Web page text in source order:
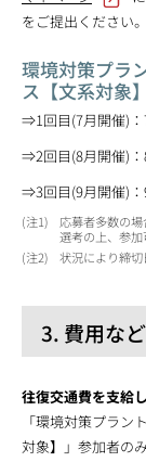
をご提出ください。
環境対策プラ
ス【文系対象】
⇒1回目(7月開催)：
⇒2回目(8月開催)：
⇒3回目(9月開催)：
1
応募者多数の場
選考の上、参加
2
状況により締切
3. 費用など
往復交通費を支給し
「環境対策プラン
対象】」参加者の